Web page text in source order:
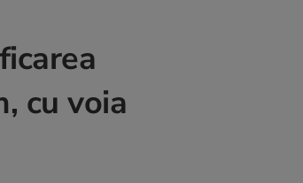
cu voia